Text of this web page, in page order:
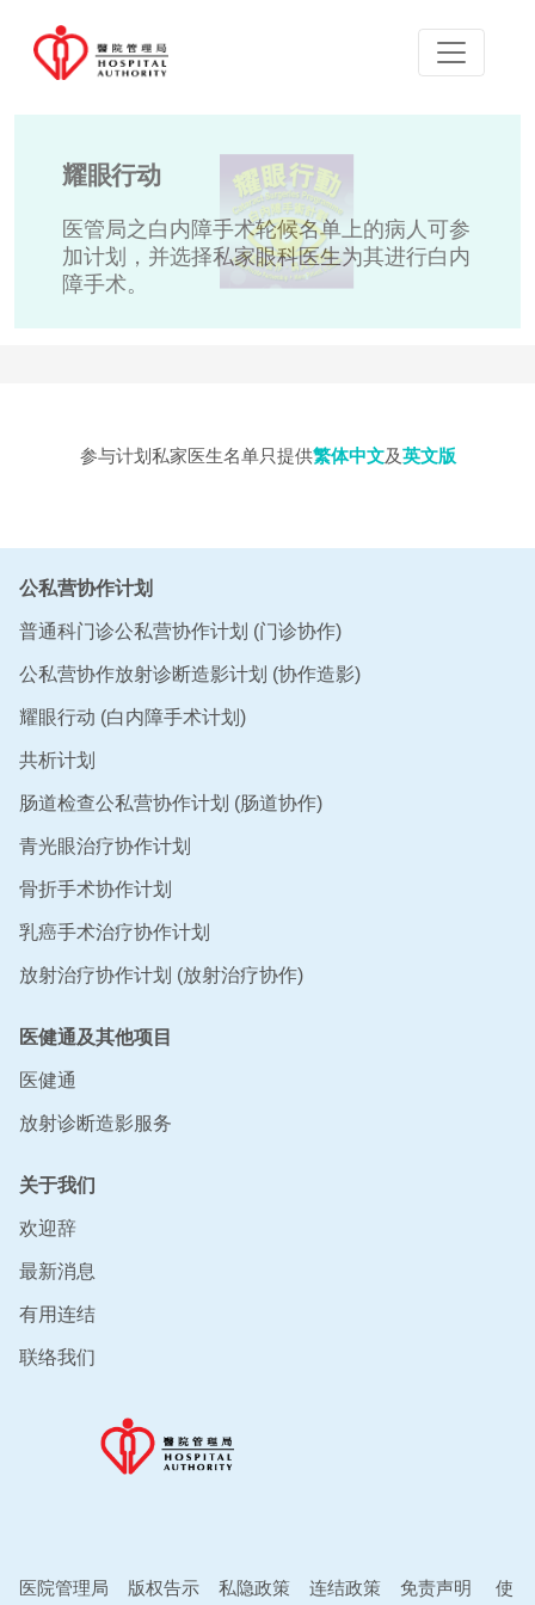
耀眼行动
医管局之白内障手术轮候名单上的病人可参
加计划，并选择私家眼科医生为其进行白内
障手术。
参与计划私家医生名单只提供繁体中文及英文版
公私营协作计划
普通科门诊公私营协作计划 (门诊协作)
公私营协作放射诊断造影计划 (协作造影)
耀眼行动 (白内障手术计划)
共析计划
肠道检查公私营协作计划 (肠道协作)
青光眼治疗协作计划
骨折手术协作计划
乳癌手术治疗协作计划
放射治疗协作计划 (放射治疗协作)
医健通及其他项目
医健通
放射诊断造影服务
关于我们
欢迎辞
最新消息
有用连结
联络我们
医院管理局 版权告示 私隐政策 连结政策 免责声明 使